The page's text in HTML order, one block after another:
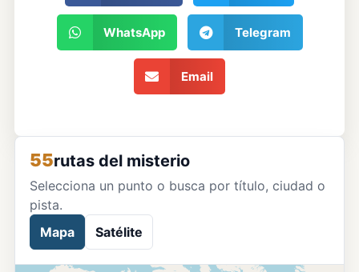
WhatsApp Telegram
Email
55rutas del misterio
Selecciona un punto o busca por título, ciudad o
pista.
Mapa
Satélite